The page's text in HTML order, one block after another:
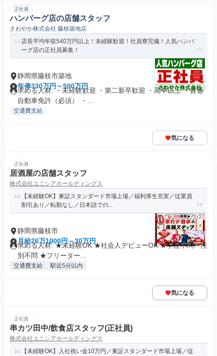
正社員
ハンバーグ店の店舗スタッフ
さわやか株式会社 藤枝築地店
店長平均年収540万円以上！未経験歓迎！社員寮完備！人気ハンバ
ーグ店の正社員募集！
静岡県藤枝市築地
年俸330万円～500万円
求める人材: ・未経験歓迎 ・第二新卒歓迎 ・高卒以上 ・普通
自動車免許（必須） ・...
交通費支給
気になる
正社員
居酒屋の店舗スタッフ
株式会社ユニシアホールディングス
【未経験OK】東証スタンダード市場上場／福利厚生充実／従業員
割引あり／転勤なし／日本語での...
静岡県藤枝市
月給26万1000円～30万円
求める人材: ★未経験OK ★社会人デビューOK ★学歴不問・性
別不問 ★フリーター...
交通費支給 駅近5分以内
気になる
正社員
串カツ田中/飲食店スタッフ(正社員)
株式会社ユニシアホールディングス
【未経験OK】入社祝い金10万円／東証スタンダード市場上場／従